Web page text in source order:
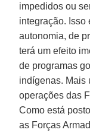
impedidos ou
integração. Isso
autonomia, de
terá um efeito
de programas
indígenas. Mais
operações das
Como está
as Forças